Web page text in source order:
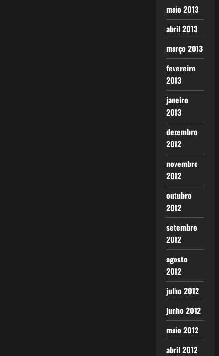
maio 2013
abril 2013
março 2013
fevereiro
2013
janeiro
2013
dezembro
2012
novembro
2012
outubro
2012
setembro
2012
agosto
2012
julho 2012
junho 2012
maio 2012
abril 2012